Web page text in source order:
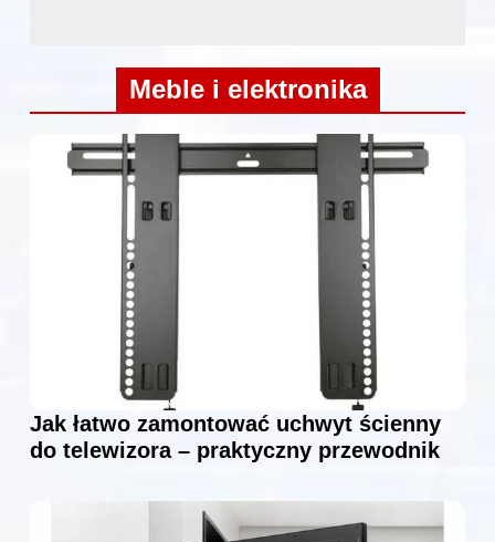
Meble i elektronika
Jak łatwo zamontować uchwyt ścienny
do telewizora – praktyczny przewodnik